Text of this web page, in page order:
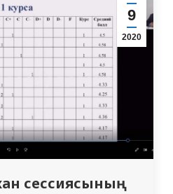
білім жағынан да,
9
2020
сессиясының